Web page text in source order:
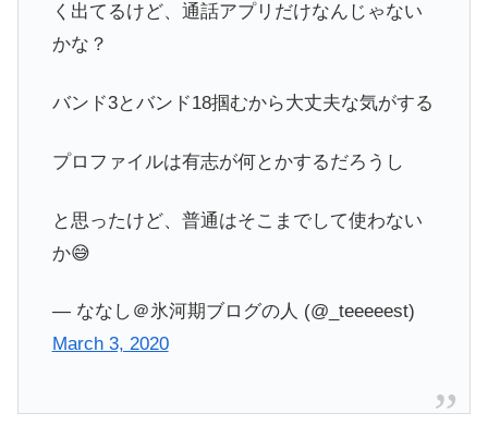
く出てるけど、通話アプリだけなんじゃない
かな？
バンド3とバンド18掴むから大丈夫な気がする
プロファイルは有志が何とかするだろうし
と思ったけど、普通はそこまでして使わない
か😅
— ななし＠氷河期ブログの人 (@_teeeeest)
March 3, 2020